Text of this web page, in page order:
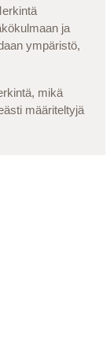
ja
ympäristö,
mikä
määriteltyjä